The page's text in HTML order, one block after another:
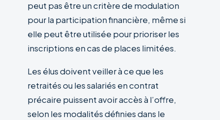
peut pas être un critère de modulation
pour la participation financière, même si
elle peut être utilisée pour prioriser les
inscriptions en cas de places limitées.
Les élus doivent veiller à ce que les
retraités ou les salariés en contrat
précaire puissent avoir accès à l’offre,
selon les modalités définies dans le